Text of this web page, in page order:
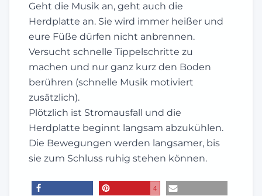
Geht die Musik an, geht auch die
Herdplatte an. Sie wird immer heißer und
eure Füße dürfen nicht anbrennen.
Versucht schnelle Tippelschritte zu
machen und nur ganz kurz den Boden
berühren (schnelle Musik motiviert
zusätzlich).
Plötzlich ist Stromausfall und die
Herdplatte beginnt langsam abzukühlen.
Die Bewegungen werden langsamer, bis
sie zum Schluss ruhig stehen können.
4